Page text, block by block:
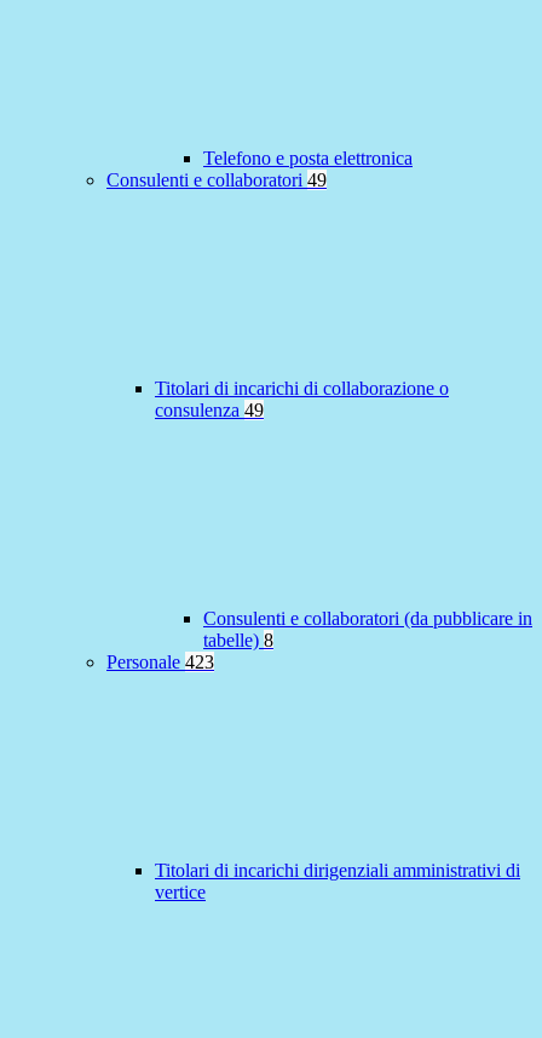
Telefono e posta elettronica
Consulenti e collaboratori 49
Titolari di incarichi di collaborazione o
consulenza 49
Consulenti e collaboratori (da pubblicare in
tabelle) 8
Personale 423
Titolari di incarichi dirigenziali amministrativi di
vertice